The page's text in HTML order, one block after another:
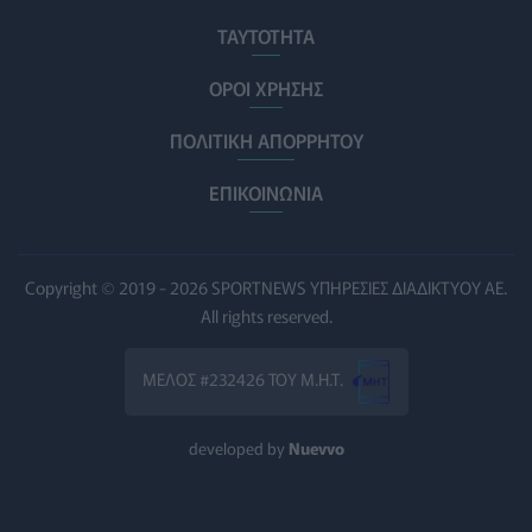
σοβαρής εγκεφαλικής κάκωσης
τον χρόνο για φάρμακα GLP-1 στους εργαζομένους
07/08/2026 - 13:00
παραθεριστές
ΥΓΕΊΑ 07/08/2026 - 11:57
Γλοιοβλάστωμα: Νέο «παράθυρο» για πιο
αποτελεσματική χημειοθεραπεία μετά το χειρουργείο
ΤΑΥΤΟΤΗΤΑ
ΟΡΟΙ ΧΡΗΣΗΣ
ΠΟΛΙΤΙΚΗ ΑΠΟΡΡΗΤΟΥ
ΕΠΙΚΟΙΝΩΝΙΑ
Copyright © 2019 - 2026 SPORTNEWS ΥΠΗΡΕΣΙΕΣ ΔΙΑΔΙΚΤΥΟΥ ΑΕ.
All rights reserved.
ΜΕΛΟΣ #232426 ΤΟΥ Μ.Η.Τ.
developed by Nuevvo